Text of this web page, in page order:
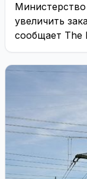
увеличить
сообщает The
аппаратов